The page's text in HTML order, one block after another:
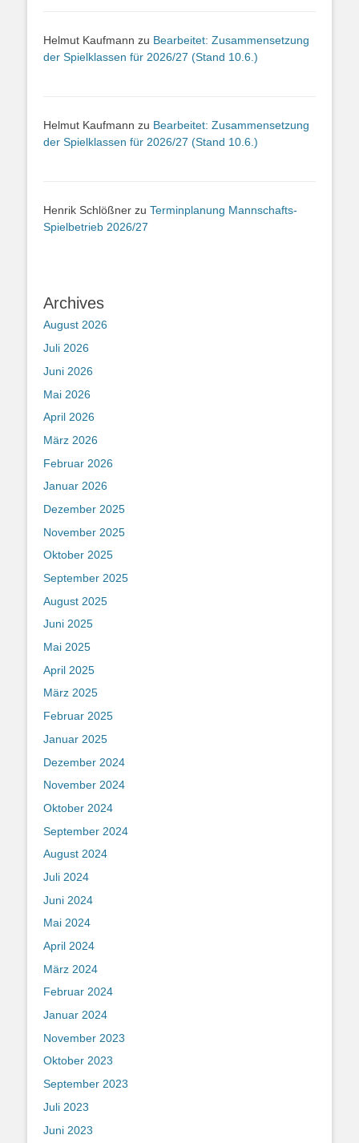
Helmut Kaufmann zu Bearbeitet: Zusammensetzung
der Spielklassen für 2026/27 (Stand 10.6.)
Helmut Kaufmann zu Bearbeitet: Zusammensetzung
der Spielklassen für 2026/27 (Stand 10.6.)
Henrik Schlößner zu Terminplanung Mannschafts-
Spielbetrieb 2026/27
Archives
August 2026
Juli 2026
Juni 2026
Mai 2026
April 2026
März 2026
Februar 2026
Januar 2026
Dezember 2025
November 2025
Oktober 2025
September 2025
August 2025
Juni 2025
Mai 2025
April 2025
März 2025
Februar 2025
Januar 2025
Dezember 2024
November 2024
Oktober 2024
September 2024
August 2024
Juli 2024
Juni 2024
Mai 2024
April 2024
März 2024
Februar 2024
Januar 2024
November 2023
Oktober 2023
September 2023
Juli 2023
Juni 2023